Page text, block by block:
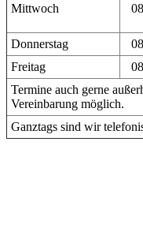
Mittwoch
Donnerstag
Freitag
Termine auch gerne
Vereinbarung möglich.
Ganztags sind wir